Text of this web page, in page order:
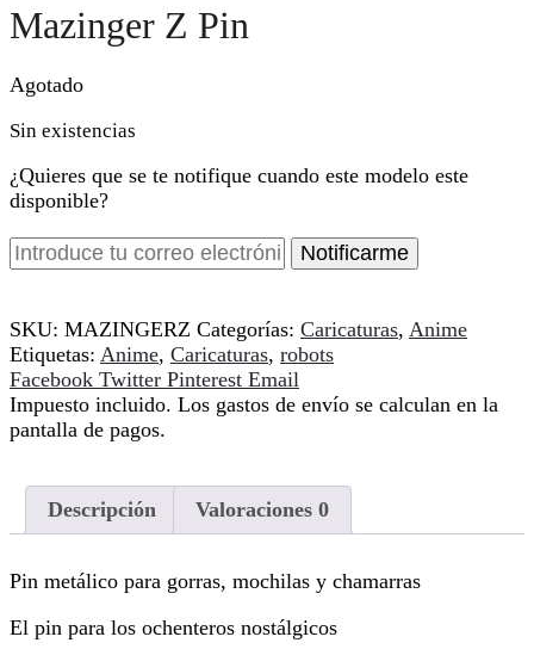
Mazinger Z Pin
Agotado
Sin existencias
¿Quieres que se te notifique cuando este modelo este
disponible?
Notificarme
SKU: MAZINGERZ Categorías: Caricaturas, Anime
Etiquetas: Anime, Caricaturas, robots
Compartir
Facebook Twitter Pinterest Email
Impuesto incluido. Los gastos de envío se calculan en la
pantalla de pagos.
Descripción Valoraciones 0
Pin metálico para gorras, mochilas y chamarras
El pin para los ochenteros nostálgicos